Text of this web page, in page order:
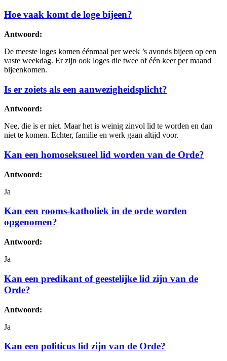
Hoe vaak komt de loge bijeen?
Antwoord:
De meeste loges komen éénmaal per week ’s avonds bijeen op een
vaste weekdag. Er zijn ook loges die twee of één keer per maand
bijeenkomen.
Is er zoiets als een aanwezigheidsplicht?
Antwoord:
Nee, die is er niet. Maar het is weinig zinvol lid te worden en dan
niet te komen. Echter, familie en werk gaan altijd voor.
Kan een homoseksueel lid worden van de Orde?
Antwoord:
Ja
Kan een rooms-katholiek in de orde worden
opgenomen?
Antwoord:
Ja
Kan een predikant of geestelijke lid zijn van de
Orde?
Antwoord:
Ja
Kan een politicus lid zijn van de Orde?